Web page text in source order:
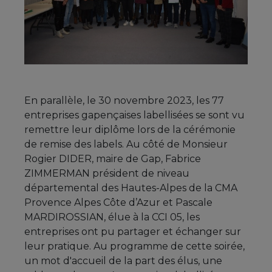
En parallèle, le 30 novembre 2023, les 77
entreprises gapençaises labellisées se sont vu
remettre leur diplôme lors de la cérémonie
de remise des labels. Au côté de Monsieur
Rogier DIDER, maire de Gap, Fabrice
ZIMMERMAN président de niveau
départemental des Hautes-Alpes de la CMA
Provence Alpes Côte d’Azur et Pascale
MARDIROSSIAN, élue à la CCI 05, les
entreprises ont pu partager et échanger sur
leur pratique. Au programme de cette soirée,
un mot d'accueil de la part des élus, une